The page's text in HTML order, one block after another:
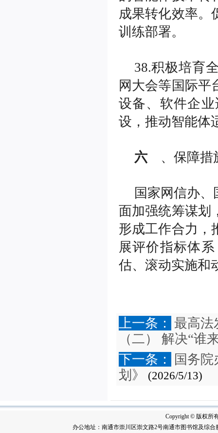
成果转化效率。
训练部署。
38.积极培育
网大会等国际平
设备、软件企
设，推动智能体
六 、保障措
国家网信办
面加强统筹谋划
形成工作合力，
展评价指标体
估、滚动实施和
上一条： 最高法
（二） 解决“谁
下一条：
国务
划》
(2026/5/13)
Copyright © 版权所
办公地址：南通市崇川区崇文路2号南通市图书馆及综